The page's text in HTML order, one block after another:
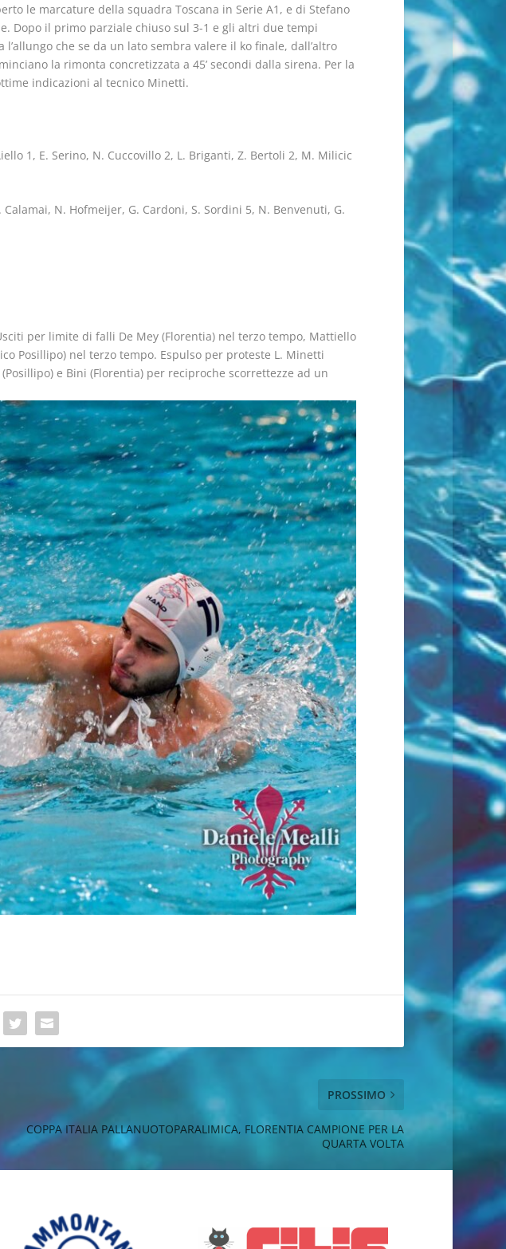
le marcature della squadra Toscana in Serie A1, e di Stefano
Dopo il primo parziale chiuso sul 3-1 e gli altri due tempi
che se da un lato sembra valere il ko finale, dall’altro
la rimonta concretizzata a 45’ secondi dalla sirena. Per la
indicazioni al tecnico Minetti.
1, E. Serino, N. Cuccovillo 2, L. Briganti, Z. Bertoli 2, M. Milicic
Calamai, N. Hofmeijer, G. Cardoni, S. Sordini 5, N. Benvenuti, G.
per limite di falli De Mey (Florentia) nel terzo tempo, Mattiello
Posillipo) nel terzo tempo. Espulso per proteste L. Minetti
e Bini (Florentia) per reciproche scorrettezze ad un
PROSSIMO
COPPA ITALIA PALLANUOTOPARALIMICA, FLORENTIA CAMPIONE PER LA
QUARTA VOLTA